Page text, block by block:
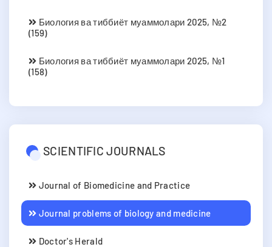
Биология ва тиббиёт муаммолари 2025, №2
(159)
Биология ва тиббиёт муаммолари 2025, №1
(158)
SCIENTIFIC JOURNALS
Journal of Biomedicine and Practice
Journal problems of biology and medicine
Doctor's Herald